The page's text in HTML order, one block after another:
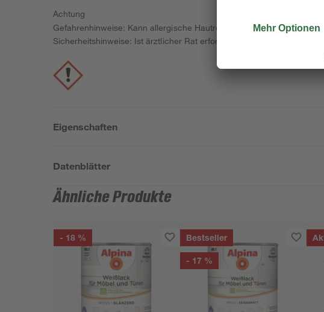
Achtung
Gefahrenhinweise: Kann allergische Hautreaktionen verursachen.
Sicherheitshinweise: Ist ärztlicher Rat erforderlich, Verpackung oder
Eigenschaften
Datenblätter
Ähnliche Produkte
- 18 % Bestseller
- 17 %